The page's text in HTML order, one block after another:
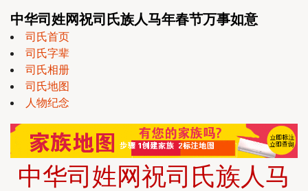
中华司姓网祝司氏族人马年春节万事如意
司氏首页
司氏字辈
司氏相册
司氏地图
人物纪念
中华司姓网祝司氏族人马